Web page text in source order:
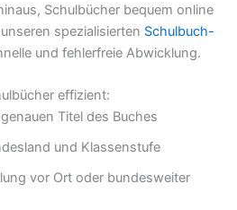
Schulbücher bequem online
spezialisierten Schulbuch-
und fehlerfreie Abwicklung.
effizient:
Titel des Buches
und Klassenstufe
vor Ort oder bundesweiter